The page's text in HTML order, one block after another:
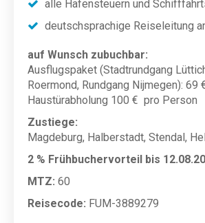
alle Hafensteuern und
deutschsprachige Reiseleitung
auf Wunsch zubuchbar:
Ausflugspaket (Stadtrundgang
Roermond, Rundgang Nijmegen): 69
Haustürabholung 100 € pro Person
Zustiege:
Magdeburg, Halberstadt, Stendal,
2 % Frühbuchervorteil bis
MTZ: 60
Reisecode: FUM-3889279